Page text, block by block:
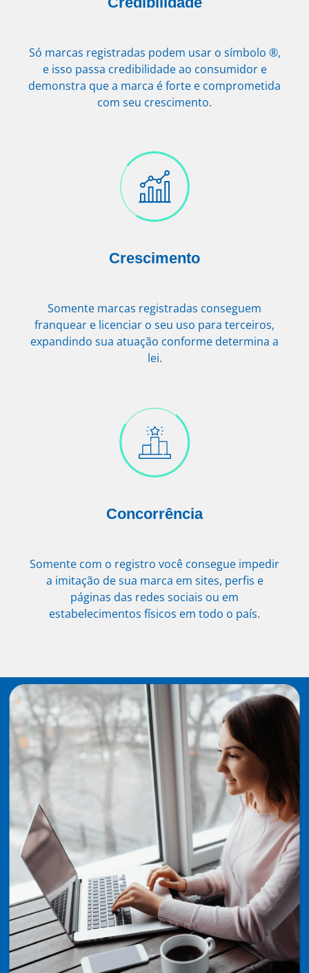
Só marcas registradas podem usar o símbolo ®,
e isso passa credibilidade ao consumidor e
demonstra que a marca é forte e comprometida
com seu crescimento.
Crescimento
Somente marcas registradas conseguem
franquear e licenciar o seu uso para terceiros,
expandindo sua atuação conforme determina a
lei.
Concorrência
Somente com o registro você consegue impedir
a imitação de sua marca em sites, perfis e
páginas das redes sociais ou em
estabelecimentos físicos em todo o país.